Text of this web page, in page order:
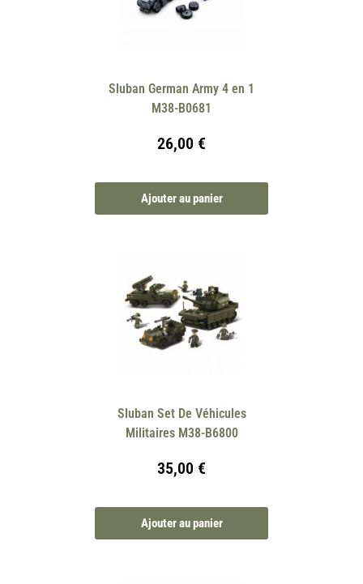
Sluban German Army 4 en 1
M38-B0681
26,00 €
Ajouter au panier
Sluban Set De Véhicules
Militaires M38-B6800
35,00 €
Ajouter au panier